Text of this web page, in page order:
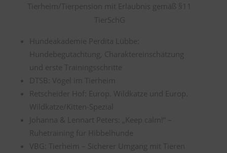
Tierheim/Tierpension mit Erlaubnis gemäß §11
TierSchG
Hundeakademie Perdita Lübbe:
Hundebegutachtung, Charaktereinschätzung
und erste Trainingsschritte
DTSB: Vögel im Tierheim
Retscheider Hof: Europ. Wildkatze und Europ.
Wildkatze/Kitten-Spezial
Johanna & Lennart Peters: „Keep calm!“ –
Ruhetraining für Hibbelhunde
VBG: Tierheim – Sicherer Umgang mit Tieren